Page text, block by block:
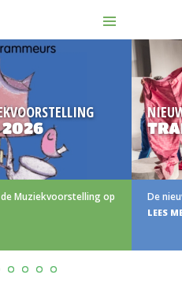
Muziekvoorstelling op
NIEUW
De
LEES